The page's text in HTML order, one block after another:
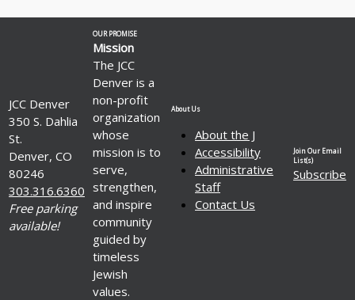
JCC Denver
350 S. Dahlia
St.
Denver, CO
80246
303.316.6360
Free parking
available!
OUR PROMISE
Mission
The JCC
Denver is a
non-profit
organization
whose
mission is to
serve,
strengthen,
and inspire
community
guided by
timeless
Jewish
values.
About Us
About the J
Accessibility
Administrative
Staff
Contact Us
Join Our Email
List(s)
Subscribe